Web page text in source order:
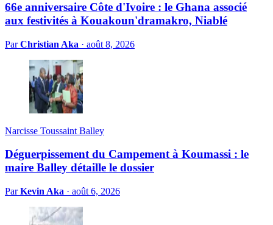
66e anniversaire Côte d'Ivoire : le Ghana associé
aux festivités à Kouakoun'dramakro, Niablé
ParChristian Aka · août 8, 2026
Narcisse Toussaint Balley
Déguerpissement du Campement à Koumassi : le
maire Balley détaille le dossier
ParKevin Aka · août 6, 2026